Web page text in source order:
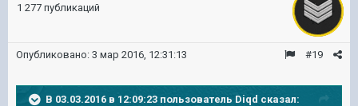
1 277 публикаций
#19
Опубликовано: 3 мар 2016, 12:31:13
В 03.03.2016 в 12:09:23 пользователь Diqd сказал: